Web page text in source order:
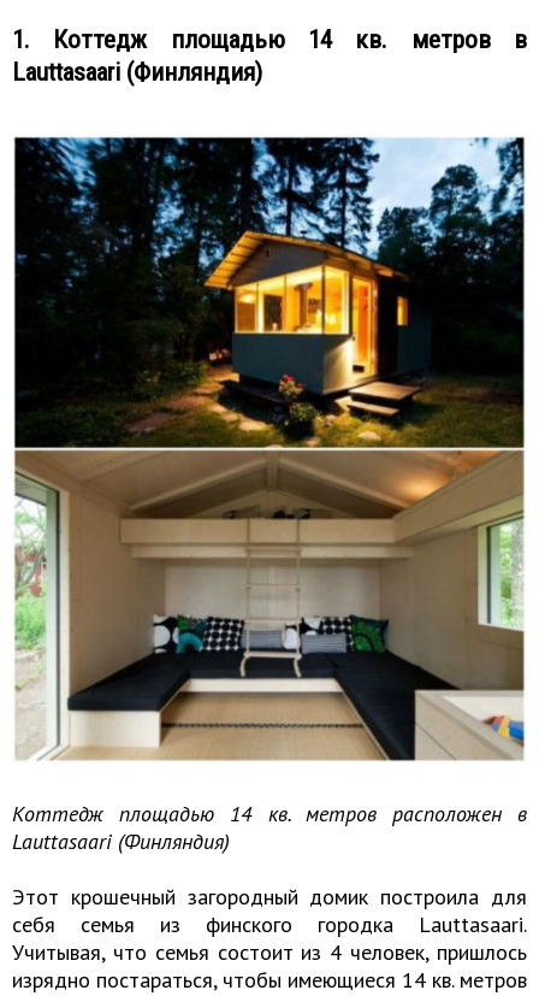
1. Коттедж площадью 14 кв. метров в
Lauttasaari (Финляндия)
Коттедж площадью 14 кв. метров расположен в
Lauttasaari (Финляндия)
Этот крошечный загородный домик построила для
себя семья из финского городка Lauttasaari.
Учитывая, что семья состоит из 4 человек, пришлось
изрядно постараться, чтобы имеющиеся 14 кв. метров